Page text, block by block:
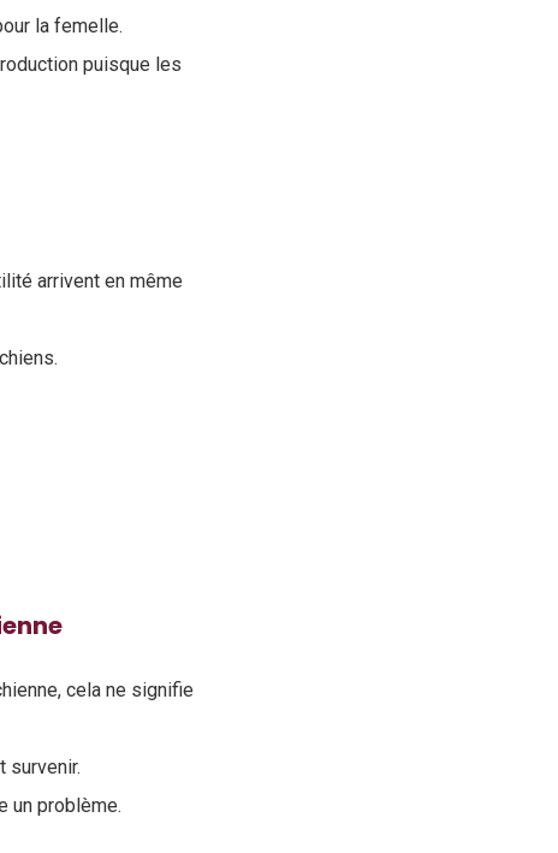
la femelle.
puisque les
arrivent en même
cela ne signifie
survenir.
un problème.